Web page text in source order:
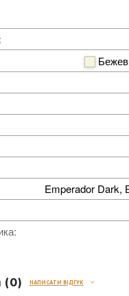
:
Emperador Dark,
:
(0) НАПИСАТИ ВІДГУК